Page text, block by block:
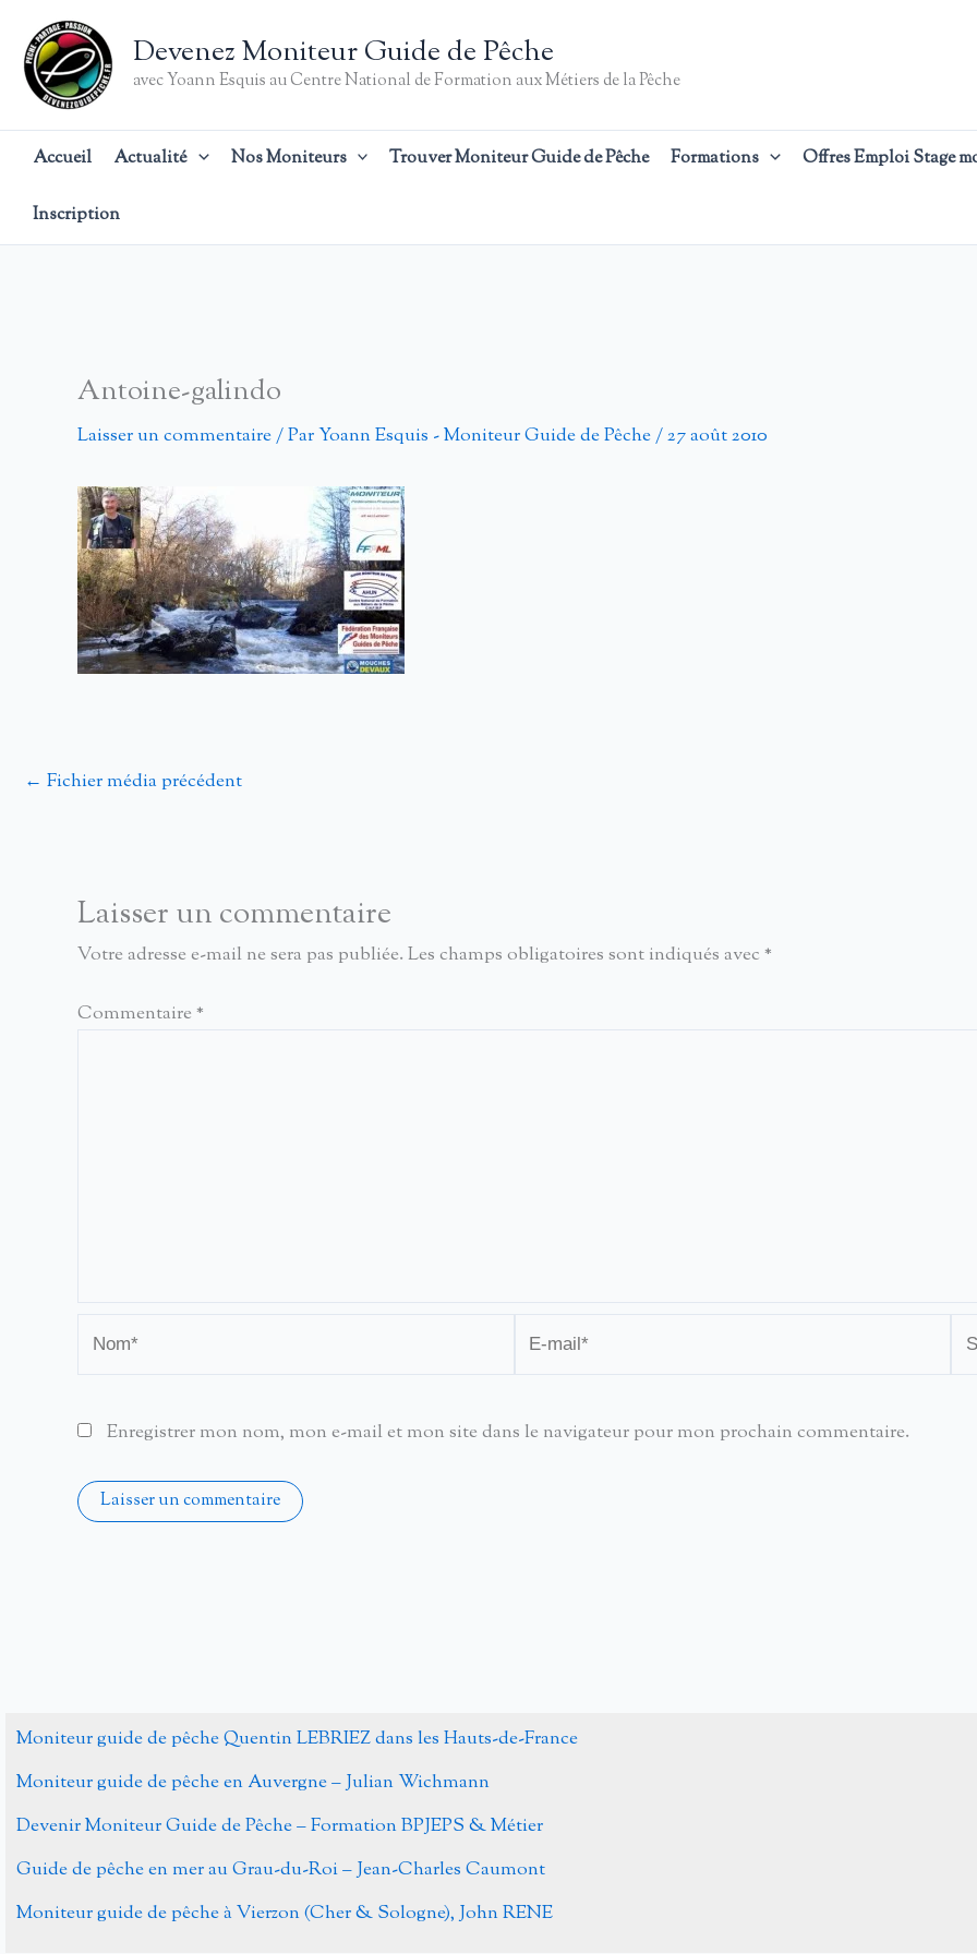
contenu
Devenez Moniteur Guide de Pêche
avec Yoann Esquis au Centre National de Formation aux Métiers de la Pêche
Accueil Actualité Nos Moniteurs Trouver Moniteur Guide de Pêche Formations Offres Emploi Stage
Inscription
Antoine-galindo
Laisser un commentaire/ ParYoann Esquis - Moniteur Guide de Pêche/27 août 2010
← Fichier média précédent
Laisser un commentaire
Votre adresse e-mail ne sera pas publiée. Les champs obligatoires sont indiqués avec *
Commentaire *
mail*
Enregistrer mon nom, mon e-mail et mon site dans le navigateur pour mon prochain commentaire.
Moniteur guide de pêche Quentin LEBRIEZ dans les Hauts-de-France
Moniteur guide de pêche en Auvergne – Julian Wichmann
Devenir Moniteur Guide de Pêche – Formation BPJEPS & Métier
Guide de pêche en mer au Grau-du-Roi – Jean-Charles Caumont
Moniteur guide de pêche à Vierzon (Cher & Sologne), John RENE